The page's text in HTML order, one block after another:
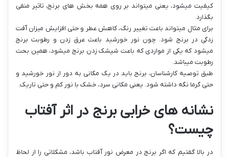
کیفیت میشود، یعنی میتواند بر روی همه بخش های برنج، تاثیر منفی
بگذارد.
برای مثال میتواند باعث تغییر رنگ، کاهش عطر و حتی افزایش میزان آفت
زدگی در برنج شود. چون نور خورشید باعث عرق زدن و رطوبت برنج
میشود که یکی از مواردی که باعث شپشک زدن برنج میشود، همین بحث
رطوبت میباشد.
طبق توصیه کارشناسان، برنج باید در یک مکانی به دور از نور خورشید و
حتی گرما نگه داشته شود. یعنی مکانی سرد، خشک با نور کم و حتی تاریک.
نشانه های خرابی برنج در اثر آفتاب
چیست؟
در بالا گفتیم که اگر برنج در معرض نور آفتاب باشد، مشکلاتی را از لحاظ